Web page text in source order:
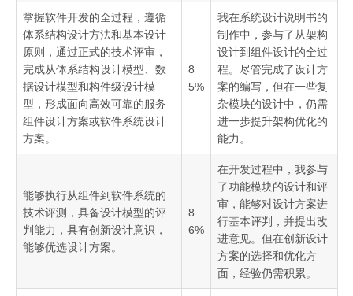
掌握软件开发的全过程，遵循
体系结构设计方法和基本设计
原则，通过正式的技术评审，
完成从体系结构设计模型、数
据设计模型和构件级设计模
型，形成面向高效可靠的服务
组件设计方案或软件系统设计
方案。
8
5%
我在系统设计说明书的
制作中，参与了从架构
设计到组件设计的全过
程。尽管完成了设计方
案的编写，但在一些复
杂模块的设计中，仍需
进一步提升架构优化的
能力。
能够执行从组件到软件系统的
技术评测，具备设计模型的评
判能力，具有创新设计意识，
能够优选设计方案。
8
6%
在开发过程中，我参与
了功能模块的设计和评
审，能够对设计方案进
行基本评判，并提出改
进意见。但在创新设计
方案的选择和优化方
面，经验仍需积累。